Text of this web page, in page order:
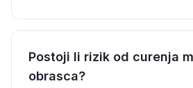
Postoji li rizik od curenja
obrasca?